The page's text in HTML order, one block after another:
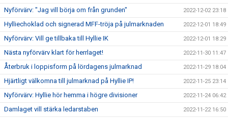
Nyförvärv: "Jag vill börja om från grunden" 2022-12-02 23:18
Hylliechoklad och signerad MFF-tröja på julmarknaden 2022-12-01 18:49
Nyförvärv: Vill ge tillbaka till Hyllie IK 2022-12-01 18:29
Nästa nyförvärv klart för herrlaget! 2022-11-30 11:47
Återbruk i loppisform på lördagens julmarknad 2022-11-29 18:04
Hjärtligt välkomna till julmarknad på Hyllie IP! 2022-11-25 23:14
Nyförvärv: Hyllie hör hemma i högre divisioner 2022-11-24 06:42
Damlaget vill stärka ledarstaben 2022-11-22 16:50